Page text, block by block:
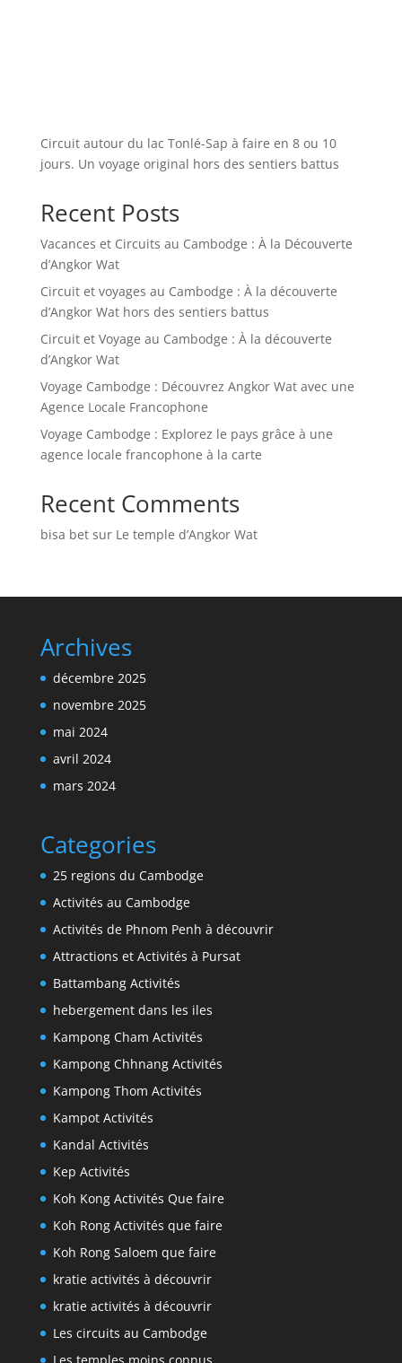
Circuit autour du lac Tonlé-Sap à faire en 8 ou 10
jours. Un voyage original hors des sentiers battus
Recent Posts
Vacances et Circuits au Cambodge : À la Découverte
d’Angkor Wat
Circuit et voyages au Cambodge : À la découverte
d’Angkor Wat hors des sentiers battus
Circuit et Voyage au Cambodge : À la découverte
d’Angkor Wat
Voyage Cambodge : Découvrez Angkor Wat avec une
Agence Locale Francophone
Voyage Cambodge : Explorez le pays grâce à une
agence locale francophone à la carte
Recent Comments
bisa betsur Le temple d’Angkor Wat
Archives
décembre 2025
novembre 2025
mai 2024
avril 2024
mars 2024
Categories
25 regions du Cambodge
Activités au Cambodge
Activités de Phnom Penh à découvrir
Attractions et Activités à Pursat
Battambang Activités
hebergement dans les iles
Kampong Cham Activités
Kampong Chhnang Activités
Kampong Thom Activités
Kampot Activités
Kandal Activités
Kep Activités
Koh Kong Activités Que faire
Koh Rong Activités que faire
Koh Rong Saloem que faire
kratie activités à découvrir
kratie activités à découvrir
Les circuits au Cambodge